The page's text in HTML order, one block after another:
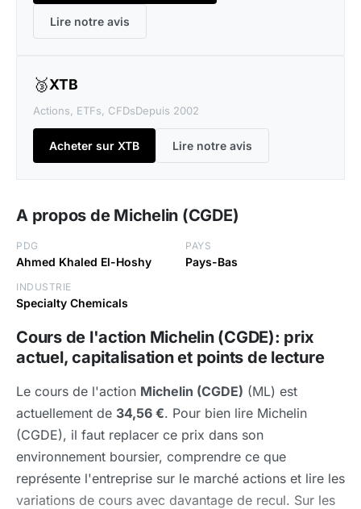
Lire notre avis
🥉XTB
Actions, ETFs, CFDsDepuis 2002
Acheter sur XTB Lire notre avis
A propos de Michelin (CGDE)
PDG
Ahmed Khaled El-Hoshy
PAYS
Pays-Bas
INDUSTRIE
Specialty Chemicals
Cours de l'action Michelin (CGDE): prix
actuel, capitalisation et points de lecture
Le cours de l'action Michelin (CGDE) (ML) est
actuellement de 34,56 €. Pour bien lire Michelin
(CGDE), il faut replacer ce prix dans son
environnement boursier, comprendre ce que
représente l'entreprise sur le marché actions et lire les
variations de cours avec davantage de recul. Sur les